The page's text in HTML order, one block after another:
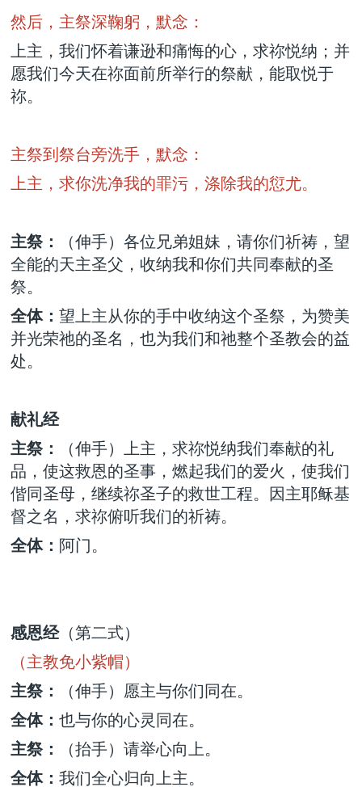
然后，主祭深鞠躬，默念：
上主，我们怀着谦逊和痛悔的心，求祢悦纳；并
愿我们今天在祢面前所举行的祭献，能取悦于
祢。
主祭到祭台旁洗手，默念：
上主，求你洗净我的罪污，涤除我的愆尤。
主祭：
（伸手）各位兄弟姐妹，请你们祈祷，望
全能的天主圣父，收纳我和你们共同奉献的圣
祭。
全体： 望上主从你的手中收纳这个圣祭，为赞美
并光荣祂的圣名，也为我们和祂整个圣教会的益
处。
献礼经
主祭：
（伸手）上主，求祢悦纳我们奉献的礼
品，使这救恩的圣事，燃起我们的爱火，使我们
偕同圣母，继续祢圣子的救世工程。因主耶稣基
督之名，求祢俯听我们的祈祷。
全体： 阿门。
感恩经（第二式）
（主教免小紫帽）
主祭：
（伸手）愿主与你们同在。
全体： 也与你的心灵同在。
主祭：
（抬手）请举心向上。
全体： 我们全心归向上主。